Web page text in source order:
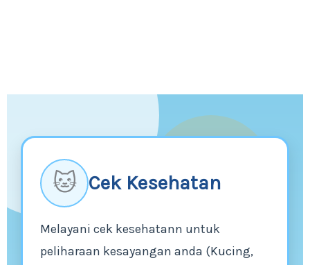
🐱 Cek Kesehatan
Melayani cek kesehatann untuk
peliharaan kesayangan anda (Kucing,